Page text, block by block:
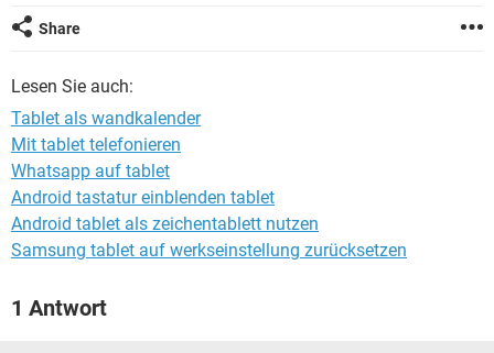
FACEBOOK
WHATSAPP
FACEBOOK
Share
Lesen Sie auch:
Tablet als wandkalender
Mit tablet telefonieren
Whatsapp auf tablet
Android tastatur einblenden tablet
Android tablet als zeichentablett nutzen
Samsung tablet auf werkseinstellung zurücksetzen
1 Antwort